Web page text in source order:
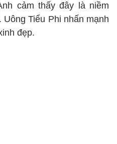
cảm thấy đây là niềm
Tiểu Phi nhấn mạnh
đẹp.